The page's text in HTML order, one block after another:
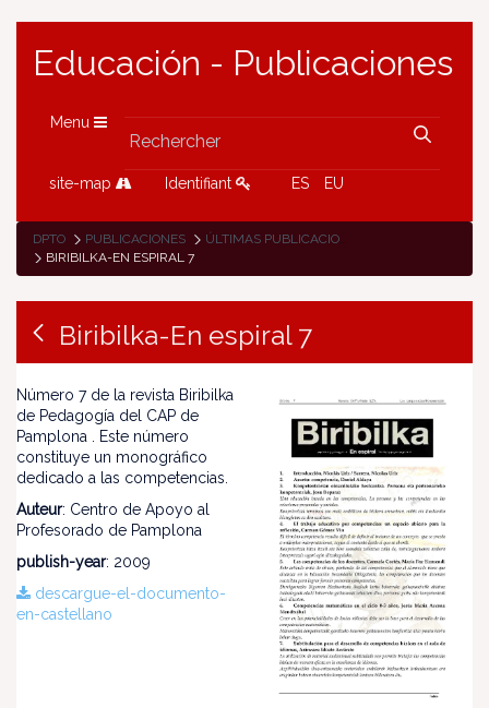
Educación - Publicaciones
Menu
site-map Identifiant ES EU
DPTO PUBLICACIONES
ÚLTIMAS PUBLICACIONES
BIRIBILKA-EN ESPIRAL 7
Biribilka-En espiral 7
Número 7 de la revista Biribilka
de Pedagogía del CAP de
Pamplona . Este número
constituye un monográfico
dedicado a las competencias.
Auteur: Centro de Apoyo al
Profesorado de Pamplona
publish-year: 2009
descargue-el-documento-
en-castellano